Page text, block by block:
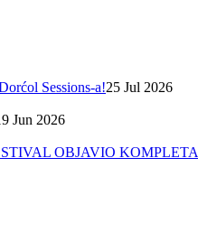
Sessions-a!25 Jul 2026
Jun 2026
OBJAVIO